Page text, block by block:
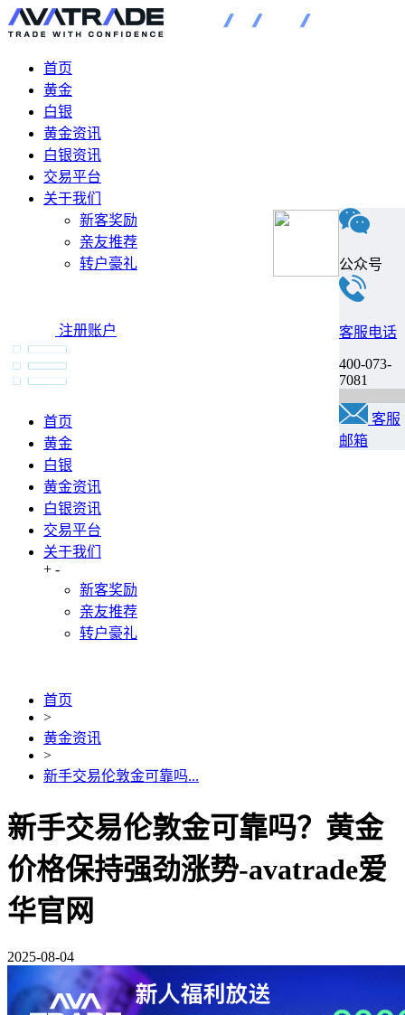
首页
黄金
白银
黄金资讯
白银资讯
交易平台
关于我们
新客奖励
亲友推荐
转户豪礼
注册账户
首页
黄金
白银
黄金资讯
白银资讯
交易平台
关于我们
+ -
新客奖励
亲友推荐
转户豪礼
首页
>
黄金资讯
>
新手交易伦敦金可靠吗...
新手交易伦敦金可靠吗？黄金
价格保持强劲涨势-avatrade爱
华官网
2025-08-04
公众号
客服电话
400-073-
7081
客服
邮箱